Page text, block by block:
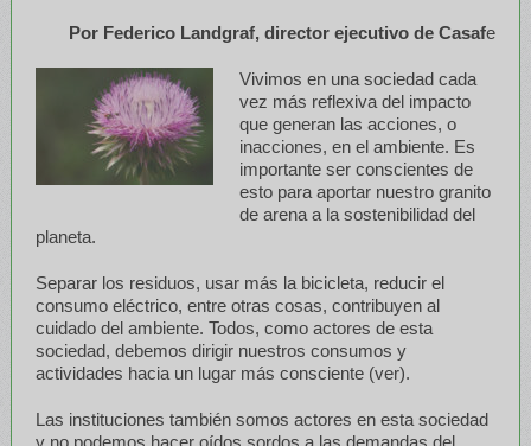
Por Federico Landgraf, director ejecutivo de Casafe
Vivimos en una sociedad cada
vez más reflexiva del impacto
que generan las acciones, o
inacciones, en el ambiente. Es
importante ser conscientes de
esto para aportar nuestro granito
de arena a la sostenibilidad del
planeta.
Separar los residuos, usar más la bicicleta, reducir el
consumo eléctrico, entre otras cosas, contribuyen al
cuidado del ambiente. Todos, como actores de esta
sociedad, debemos dirigir nuestros consumos y
actividades hacia un lugar más consciente (ver).
Las instituciones también somos actores en esta sociedad
y no podemos hacer oídos sordos a las demandas del